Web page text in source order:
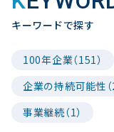
キーワードで探す
100年企業（151）
企業の持続可能性（
事業継続（1）